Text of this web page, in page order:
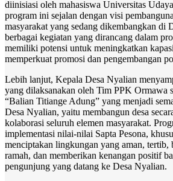
diinisiasi oleh mahasiswa Universitas
program ini sejalan dengan visi
masyarakat yang sedang dikembangkan di
berbagai kegiatan yang dirancang dalam
memiliki potensi untuk meningkatkan
memperkuat promosi dan pengembangan
Lebih lanjut, Kepala Desa Nyalian
yang dilaksanakan oleh Tim PPK Ormawa
“Balian Titiange Adung” yang menjadi
Desa Nyalian, yaitu membangun desa
kolaborasi seluruh elemen masyarakat.
implementasi nilai-nilai Sapta Pesona,
menciptakan lingkungan yang aman, tertib,
ramah, dan memberikan kenangan positif
pengunjung yang datang ke Desa Nyalian.